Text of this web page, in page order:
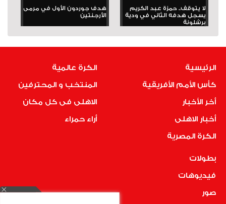
لا يتوقف.. حمزة عبد الكريم
يسجل هدفه الثاني في ودية
برشلونة
هدف جوردون الأول في مرمى
الأرجنتين
الرئيسية
كأس الأمم الأفريقية
أخر الأخبار
أخبار الاهلى
الكرة المصرية
الكرة عالمية
المنتخب و المحترفين
الاهلى فى كل مكان
أراء حمراء
بطولات
فيديوهات
صور